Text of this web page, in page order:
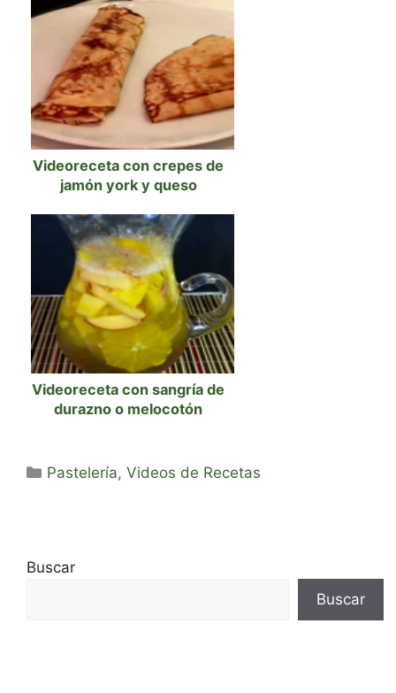
Videoreceta con crepes de
jamón york y queso
Videoreceta con sangría de
durazno o melocotón
Categorías
Pastelería,Videos de Recetas
Buscar
Buscar